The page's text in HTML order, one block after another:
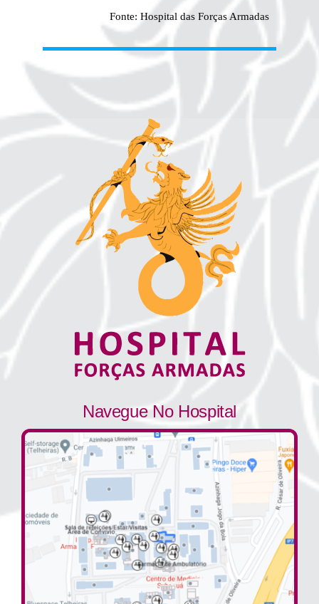
Fonte: Hospital das Forças Armadas
Navegue No Hospital